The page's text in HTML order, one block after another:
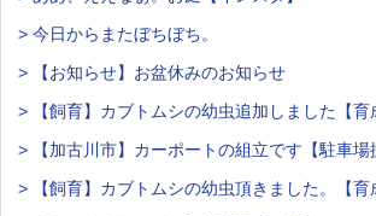
> 今日からまたぼちぼち。
> 【お知らせ】お盆休みのお知らせ
> 【飼育】カブトムシの幼虫追加しました【育
> 【加古川市】カーポートの組立です【駐車場
> 【飼育】カブトムシの幼虫頂きました。【育